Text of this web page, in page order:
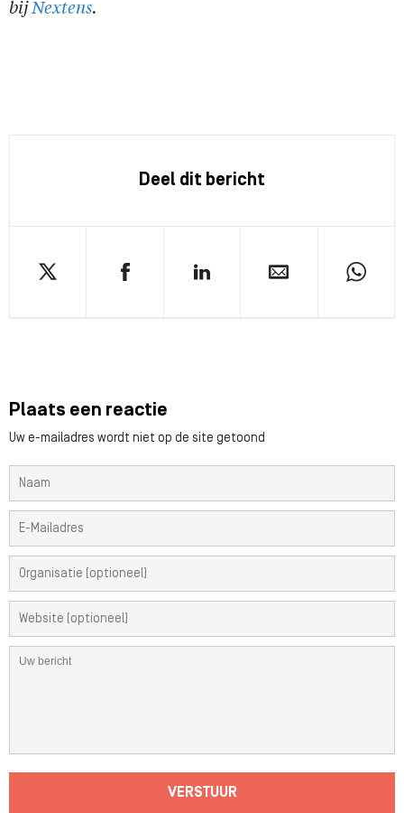
bij Nextens.
Deel dit bericht
Plaats een reactie
Uw e-mailadres wordt niet op de site getoond
VERSTUUR